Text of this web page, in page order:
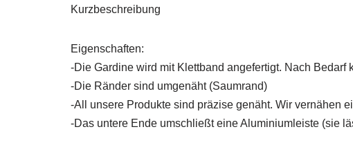
Kurzbeschreibung
Eigenschaften:
-Die Gardine wird mit Klettband angefertigt. Nach
-Die Ränder sind umgenäht (Saumrand)
-All unsere Produkte sind präzise genäht. Wir vernähen
-Das untere Ende umschließt eine Aluminiumleiste (sie